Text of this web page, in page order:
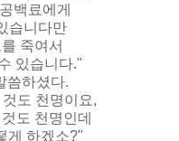
백료에게
습니다만
죽여서
있습니다."
씀하셨다.
도 천명이요,
도 천명인데
게 하겠소?"